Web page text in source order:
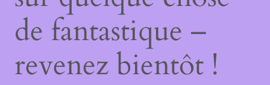
de fantastique –
revenez bientôt !